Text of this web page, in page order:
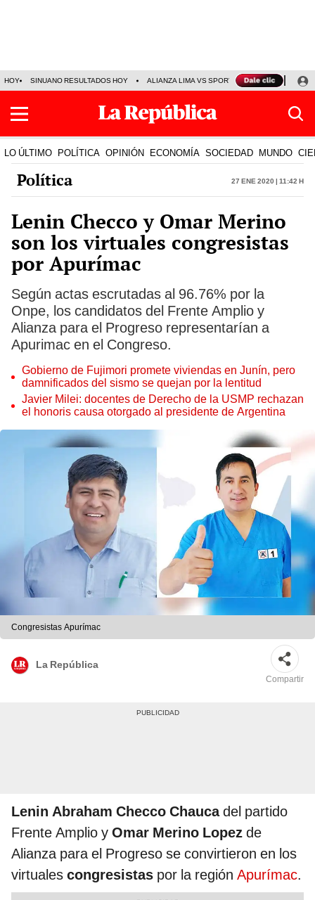
HOY SINUANO RESULTADOS HOY ALIANZA LIMA VS SPORT BOYS JORGE
LO ÚLTIMO POLÍTICA OPINIÓN ECONOMÍA SOCIEDAD MUNDO
Política 27 Ene 2020 | 11:42 h
Lenin Checco y Omar Merino
son los virtuales congresistas
por Apurímac
Según actas escrutadas al 96.76% por la
Onpe, los candidatos del Frente Amplio y
Alianza para el Progreso representarían a
Apurimac en el Congreso.
Gobierno de Fujimori promete viviendas en Junín, pero
damnificados del sismo se quejan por la lentitud
Javier Milei: docentes de Derecho de la USMP rechazan
el honoris causa otorgado al presidente de Argentina
Congresistas Apurímac
La República
Compartir
Lenin Abraham Checco Chaucadel partido
Frente Amplio y Omar Merino Lopez de
Alianza para el Progreso se convirtieron en los
virtuales congresistas por la región Apurímac.